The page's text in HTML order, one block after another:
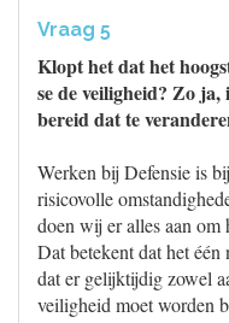
Vraag 5
Klopt het dat het
se de veiligheid? Zo ja,
bereid dat te
Werken bij Defensie is
risicovolle
doen wij er alles aan
Dat betekent dat het één
dat er gelijktijdig zowel
veiligheid moet worden